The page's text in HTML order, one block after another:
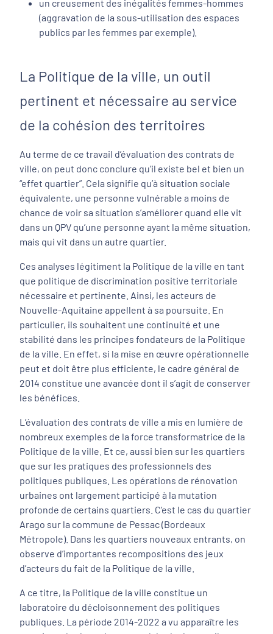
un creusement des inégalités femmes-hommes
(aggravation de la sous-utilisation des espaces
publics par les femmes par exemple).
La Politique de la ville, un outil
pertinent et nécessaire au service
de la cohésion des territoires
Au terme de ce travail d’évaluation des contrats de
ville, on peut donc conclure qu’il existe bel et bien un
“effet quartier”. Cela signifie qu’à situation sociale
équivalente, une personne vulnérable a moins de
chance de voir sa situation s’améliorer quand elle vit
dans un QPV qu’une personne ayant la même situation,
mais qui vit dans un autre quartier.
Ces analyses légitiment la Politique de la ville en tant
que politique de discrimination positive territoriale
nécessaire et pertinente. Ainsi, les acteurs de
Nouvelle-Aquitaine appellent à sa poursuite. En
particulier, ils souhaitent une continuité et une
stabilité dans les principes fondateurs de la Politique
de la ville. En effet, si la mise en œuvre opérationnelle
peut et doit être plus efficiente, le cadre général de
2014 constitue une avancée dont il s’agit de conserver
les bénéfices.
L’évaluation des contrats de ville a mis en lumière de
nombreux exemples de la force transformatrice de la
Politique de la ville. Et ce, aussi bien sur les quartiers
que sur les pratiques des professionnels des
politiques publiques. Les opérations de rénovation
urbaines ont largement participé à la mutation
profonde de certains quartiers. C’est le cas du quartier
Arago sur la commune de Pessac (Bordeaux
Métropole). Dans les quartiers nouveaux entrants, on
observe d’importantes recompositions des jeux
d’acteurs du fait de la Politique de la ville.
A ce titre, la Politique de la ville constitue un
laboratoire du décloisonnement des politiques
publiques. La période 2014-2022 a vu apparaître les